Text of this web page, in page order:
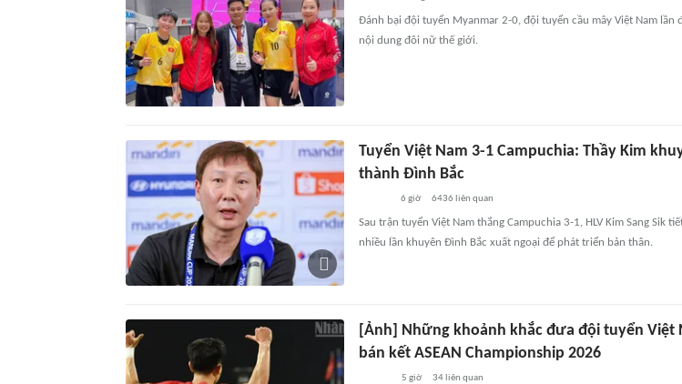
Đánh bại đội tuyển Myanmar 2-0, đội tuyển cầu mây Việt Nam lần
nội dung đôi nữ thế giới.
Tuyển Việt Nam 3-1 Campuchia: Thầy Kim
thành Đình Bắc
6 giờ 6436 liên quan
Sau trận tuyển Việt Nam thắng Campuchia 3-1, HLV Kim Sang Sik
nhiều lần khuyên Đình Bắc xuất ngoại để phát triển bản thân.
[Ảnh] Những khoảnh khắc đưa đội tuyển Việt
bán kết ASEAN Championship 2026
5 giờ 34 liên quan